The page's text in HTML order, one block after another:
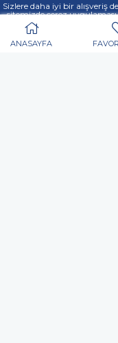
ANASAYFA
Sizlere daha iyi bir alışveriş
sitemizde çerez
verileriniz
KVKK &
açıklamamızda belirtilen
mevzuatına uygun